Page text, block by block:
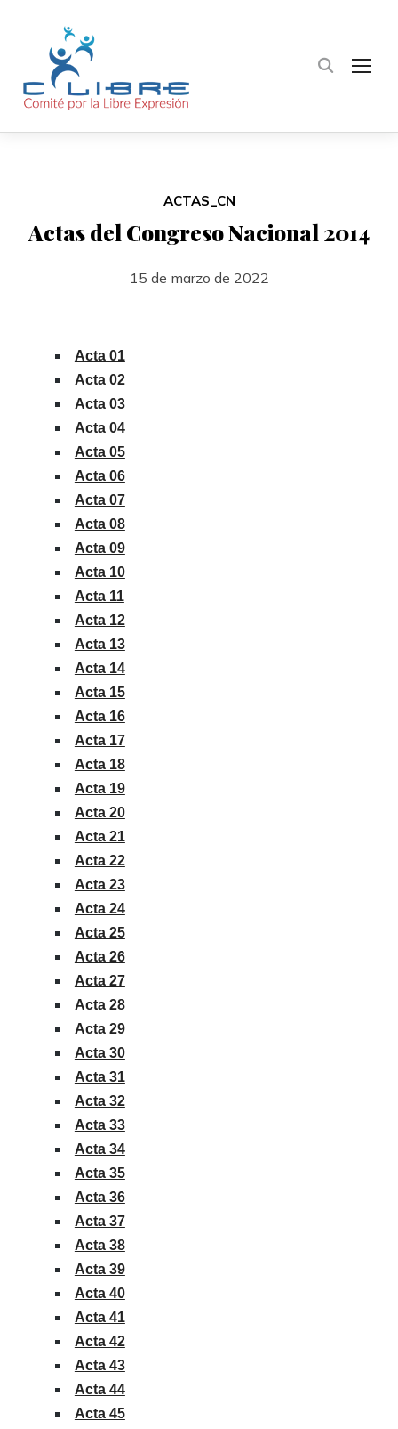
ACTAS_CN
Actas del Congreso Nacional 2014
15 de marzo de 2022
Acta 01
Acta 02
Acta 03
Acta 04
Acta 05
Acta 06
Acta 07
Acta 08
Acta 09
Acta 10
Acta 11
Acta 12
Acta 13
Acta 14
Acta 15
Acta 16
Acta 17
Acta 18
Acta 19
Acta 20
Acta 21
Acta 22
Acta 23
Acta 24
Acta 25
Acta 26
Acta 27
Acta 28
Acta 29
Acta 30
Acta 31
Acta 32
Acta 33
Acta 34
Acta 35
Acta 36
Acta 37
Acta 38
Acta 39
Acta 40
Acta 41
Acta 42
Acta 43
Acta 44
Acta 45